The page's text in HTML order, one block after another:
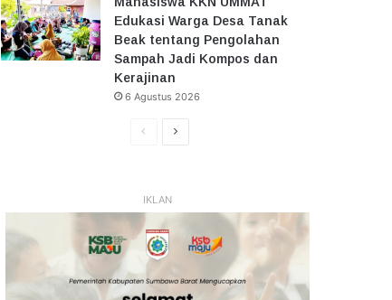
Edukasi Warga Desa Tanak
Beak tentang Pengolahan
Sampah Jadi Kompos dan
Kerajinan
6 Agustus 2026
HalamanHalaman
IKLAN